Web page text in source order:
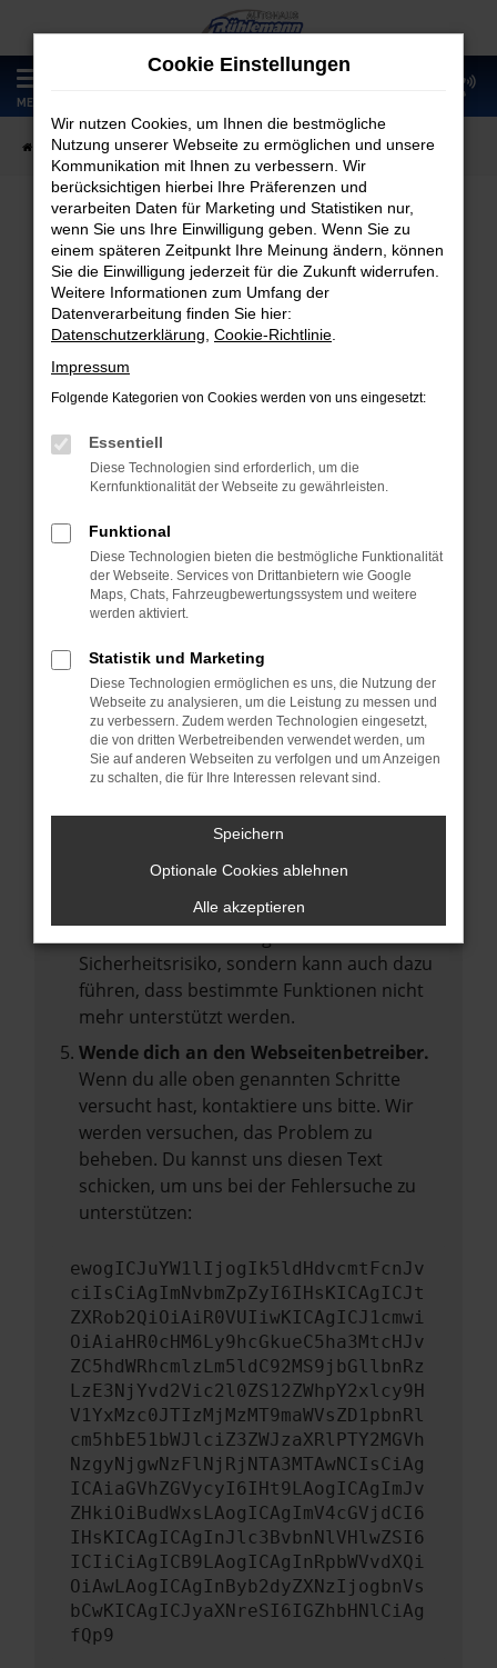
Zum
Hauptinhalt
springen
MENÜ
Startseite Fahrzeugangebote Fahrzeugmarkt
Fahrzeugmarkt
Fehler: Network Error
Beim Laden ist ein Fehler aufgetreten.
Hier sind ein paar Tipps, die dir helfen können:
Überprüfe deine Firewall und deine
Laden andere Webseiten, zum Beispiel
deine Suchmaschine?
Prüfe deine Browsererweiterungen.
Manche Erweiterungen, wie Werbeblocker,
können das Laden bestimmter Seiten
verhindern. Funktioniert die Seite in einem
anderen Browser oder in einem privaten
Fenster?
Starte dein Gerät neu.
vorübergehende Probleme zu beheben.
Betriebssystem auf dem neuesten Stand
Veraltete Software birgt nicht nur ein
Sicherheitsrisiko, sondern kann auch dazu
führen, dass bestimmte Funktionen nicht
mehr unterstützt werden.
Wende dich an den Webseitenbetreiber.
Wenn du alle oben genannten Schritte
versucht hast, kontaktiere uns bitte. Wir
werden versuchen, das Problem zu
beheben. Du kannst uns diesen Text
schicken, um uns bei der Fehlersuche zu
unterstützen:
ewogICJuYW1lIjogIk5ldHdvcmtFcnJv
ciIsCiAgImNvbmZpZyI6IHsKICAgICJt
ZXRob2QiOiAiR0VUIiwKICAgICJ1cmwi
OiAiaHR0cHM6Ly9hcGkueC5ha3MtcHJv
ZC5hdWRhcmlzLm5ldC92MS9jbGllbnRz
LzE3NjYvd2Vic2l0ZS12ZWhpY2xlcy9H
V1YxMzc0JTIzMjMzMT9maWVsZD1pbnRl
cm5hbE51bWJlciZ3ZWJzaXRlPTY2MGVh
NzgyNjgwNzFlNjRjNTA3MTAwNCIsCiAg
ICAiaGVhZGVycyI6IHt9LAogICAgImJv
ZHkiOiBudWxsLAogICAgImV4cGVjdCI6
IHsKICAgICAgInJlc3BvbnNlVHlwZSI6
ICIiCiAgICB9LAogICAgInRpbWVvdXQi
OiAwLAogICAgInByb2dyZXNzIjogbnVs
bCwKICAgICJyaXNreSI6IGZhbHNlCiAg
fQp9
Cookie Einstellungen
Wir nutzen Cookies, um Ihnen die bestmögliche
Nutzung unserer Webseite zu ermöglichen und unsere
Kommunikation mit Ihnen zu verbessern. Wir
berücksichtigen hierbei Ihre Präferenzen und
verarbeiten Daten für Marketing und Statistiken nur,
wenn Sie uns Ihre Einwilligung geben. Wenn Sie zu
einem späteren Zeitpunkt Ihre Meinung ändern, können
Sie die Einwilligung jederzeit für die Zukunft widerrufen.
Weitere Informationen zum Umfang der
Datenverarbeitung finden Sie hier:
Datenschutzerklärung Cookie-Richtlinie
Impressum
Folgende Kategorien von Cookies werden von uns eingesetzt:
Essentiell
Diese Technologien sind erforderlich, um die
Kernfunktionalität der Webseite zu gewährleisten.
Funktional
Diese Technologien bieten die bestmögliche Funktionalität
der Webseite. Services von Drittanbietern wie Google
Maps, Chats, Fahrzeugbewertungssystem und weitere
werden aktiviert.
Statistik und Marketing
Diese Technologien ermöglichen es uns, die Nutzung der
Webseite zu analysieren, um die Leistung zu messen und
zu verbessern. Zudem werden Technologien eingesetzt,
die von dritten Werbetreibenden verwendet werden, um
Sie auf anderen Webseiten zu verfolgen und um Anzeigen
zu schalten, die für Ihre Interessen relevant sind.
Speichern
Optionale Cookies ablehnen
Alle akzeptieren